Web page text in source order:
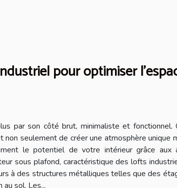
pour optimiser
par son côté brut, minimaliste et fonctionnel.
seulement de créer une atmosphère unique
le potentiel de votre intérieur grâce aux
sous plafond, caractéristique des lofts
à des structures métalliques telles que des
sol. Les...